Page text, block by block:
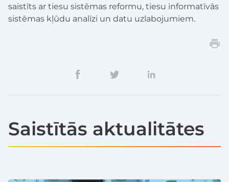
saistīts ar tiesu sistēmas reformu, tiesu informatīvās
sistēmas kļūdu analīzi un datu uzlabojumiem.
Saistītās aktualitātes